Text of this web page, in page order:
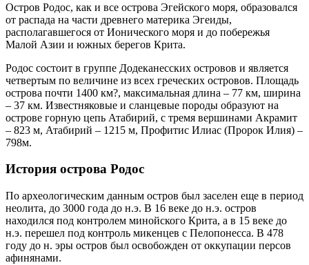
Остров Родос, как и все острова Эгейского моря, образовался
от распада на части древнего материка Эгеиды,
располагавшегося от Ионического моря и до побережья
Малой Азии и южных берегов Крита.
Родос состоит в группе Додеканесских островов и является
четвертым по величине из всех греческих островов. Площадь
острова почти 1400 км?, максимальная длина – 77 км, ширина
– 37 км. Известняковые и сланцевые породы образуют на
острове горную цепь Атабирий, с тремя вершинами Акрамит
– 823 м, Атабирий – 1215 м, Профитис Илиас (Пророк Илия) –
798м.
История острова Родос
По археологическим данным остров был заселен еще в период
неолита, до 3000 года до н.э. В 16 веке до н.э. остров
находился под контролем минойского Крита, а в 15 веке до
н.э. перешел под контроль микенцев с Пелопонесса. В 478
году до н. эры остров был освобожден от оккупации персов
афинянами.